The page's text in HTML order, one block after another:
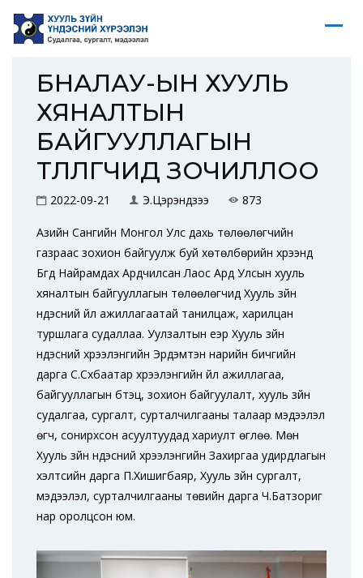
БНАЛАУ-ЫН ХУУЛЬ
ХЯНАЛТЫН
БАЙГУУЛЛАГЫН
ТӨЛӨӨЛӨГЧИД ЗОЧИЛЛОО
2022-09-21 Э.Цэрэндүзээ 873
Азийн Сангийн Монгол Улс дахь төлөөлөгчийн
газраас зохион байгуулж буй хөтөлбөрийн хүрээнд
Бүгд Найрамдах Ардчилсан Лаос Ард Улсын хууль
хяналтын байгууллагын төлөөлөгчид Хууль зүйн
үндэсний үйл ажиллагаатай танилцаж, харилцан
туршлага судаллаа. Уулзалтын үеэр Хууль зүйн
үндэсний хүрээлэнгийн Эрдэмтэн нарийн бичгийн
дарга С.Сүхбаатар хүрээлэнгийн үйл ажиллагаа,
байгууллагын бүтэц, зохион байгуулалт, хууль зүйн
судалгаа, сургалт, сурталчилгааны талаар мэдээлэл
өгч, сонирхсон асуултуудад хариулт өглөө. Мөн
Хууль зүйн үндэсний хүрээлэнгийн Захиргаа удирдлагын
хэлтсийн дарга П.Хишигбаяр, Хууль зүйн сургалт,
мэдээлэл, сурталчилгааны төвийн дарга Ч.Батзориг
нар оролцсон юм.